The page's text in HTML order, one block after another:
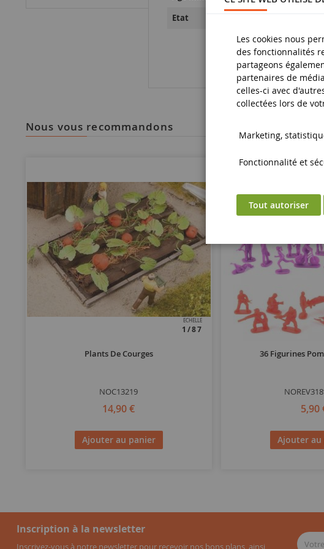
Etat
nous vous recommandons
ECHELLE
1/87
Plants De Courges
NOC13219
14,90 €
Ajouter au panier
36 Figurines
5,90
Ajouter au
Inscription à la newsletter
Inscrivez-vous à notre newsletter pour recevoir nos bons plans, ainsi
Les cookies nous
des fonctionnalités
partageons
partenaires de
celles-ci avec
collectées lors de
Marketing,
Fonctionnalité et
Tout autoriser